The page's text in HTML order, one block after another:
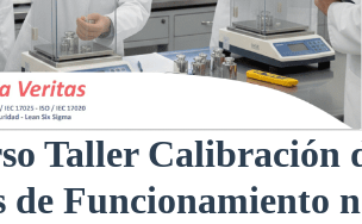
Taller Calibración
de Funcionamiento